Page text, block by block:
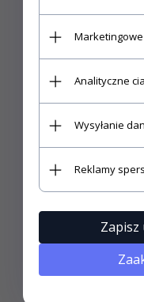
Poduszka
Analityczne
Wysyłanie
Reklamy
Zapisz